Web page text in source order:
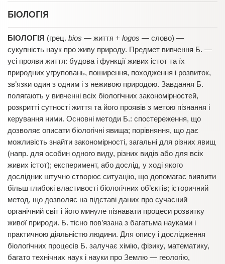
БІОЛОГІЯ
БІОЛОГІЯ (грец. bios — життя + logos — слово) —
сукупність наук про живу природу. Предмет вивчення Б. —
усі прояви життя: будова і функції живих істот та їх
природних угруповань, поширення, походження і розвиток,
зв’язки один з одним і з неживою природою. Завдання Б.
полягають у вивченні всіх біологічних закономірностей,
розкритті сутності життя та його проявів з метою пізнання і
керування ними. Основні методи Б.: спостереження, що
дозволяє описати біологічні явища; порівняння, що дає
можливість знайти закономірності, загальні для різних явищ
(напр. для особин одного виду, різних видів або для всіх
живих істот); експеримент, або дослід, у ході якого
дослідник штучно створює ситуацію, що допомагає виявити
більш глибокі властивості біологічних об’єктів; історичний
метод, що дозволяє на підставі даних про сучасний
органічний світ і його минуле пізнавати процеси розвитку
живої природи. Б. тісно пов’язана з багатьма науками і
практичною діяльністю людини. Для опису і дослідження
біологічних процесів Б. залучає хімію, фізику, математику,
багато технічних наук і науки про Землю — геологію,